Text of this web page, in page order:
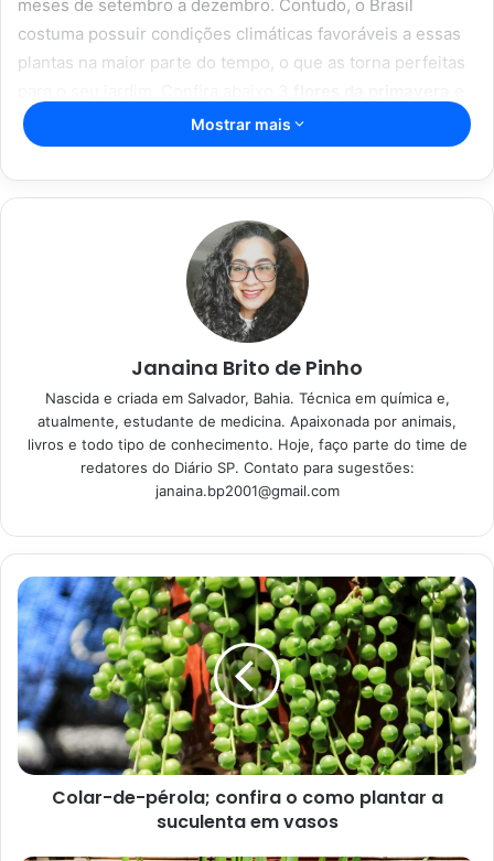
meses de setembro a dezembro. Contudo, o Brasil
costuma possuir condições climáticas favoráveis a essas
plantas na maior parte do tempo, o que as torna perfeitas
saiba como mantê-las durante todo o ano.
Artigos relacionados
Espada de São Jorge; com essas dicas
incríveis, sua planta vai durar mais;
confira
16/04/2023
Segredos da jardinagem para
iniciantes: não deixe as suas
plantinhas morrerem
08/01/2023
Flores da primavera (Reprodução Canva)
Mostrar mais
Janaina Brito de Pinho
Nascida e criada em Salvador, Bahia. Técnica em química e,
atualmente, estudante de medicina. Apaixonada por animais,
livros e todo tipo de conhecimento. Hoje, faço parte do time de
redatores do Diário SP. Contato para sugestões:
janaina.bp2001@gmail.com
Colar-de-pérola; confira o como plantar a
suculenta em vasos